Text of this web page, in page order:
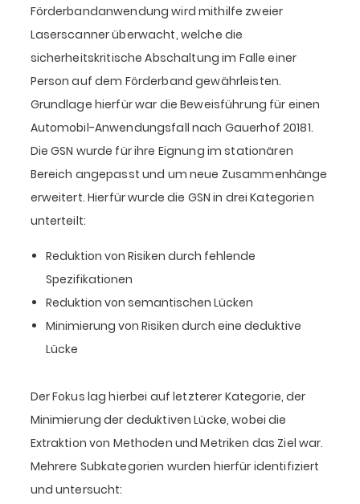
Förderbandanwendung wird mithilfe zweier
Laserscanner überwacht, welche die
sicherheitskritische Abschaltung im Falle einer
Person auf dem Förderband gewährleisten.
Grundlage hierfür war die Beweisführung für einen
Automobil-Anwendungsfall nach Gauerhof 20181.
Die GSN wurde für ihre Eignung im stationären
Bereich angepasst und um neue Zusammenhänge
erweitert. Hierfür wurde die GSN in drei Kategorien
unterteilt:
Reduktion von Risiken durch fehlende
Spezifikationen
Reduktion von semantischen Lücken
Minimierung von Risiken durch eine deduktive
Lücke
Der Fokus lag hierbei auf letzterer Kategorie, der
Minimierung der deduktiven Lücke, wobei die
Extraktion von Methoden und Metriken das Ziel war.
Mehrere Subkategorien wurden hierfür identifiziert
und untersucht: